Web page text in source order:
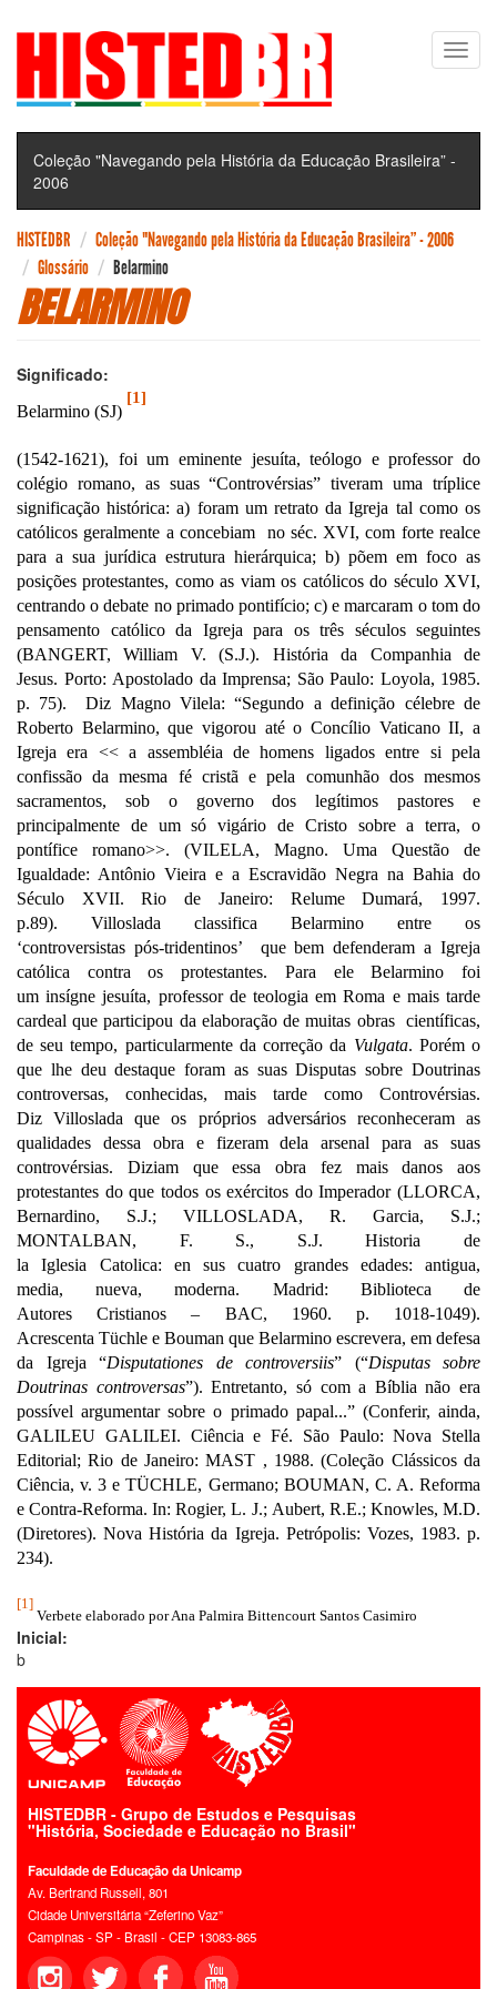
Pular
conteúdo
Coleção "Navegando pela História da Educação Brasileira” -
2006
HISTEDBR
Coleção "Navegando pela História da Educação Brasileira” - 2006
Glossário
Belarmino
BELARMINO
Significado:
Belarmino (SJ)
[1]
(1542-1621), foi um eminente jesuíta, teólogo e professor do
colégio romano, as suas “Controvérsias” tiveram uma tríplice
significação histórica: a) foram um retrato da Igreja tal como os
católicos geralmente a concebiam no séc. XVI, com forte realce
para a sua jurídica estrutura hierárquica; b) põem em foco as
posições protestantes, como as viam os católicos do século XVI,
centrando o debate no primado pontifício; c) e marcaram o tom do
pensamento católico da Igreja para os três séculos seguintes
(BANGERT, William V. (S.J.). História da Companhia de
Jesus. Porto: Apostolado da Imprensa; São Paulo: Loyola, 1985.
p. 75). Diz Magno Vilela: “Segundo a definição célebre de
Roberto Belarmino, que vigorou até o Concílio Vaticano II, a
Igreja era << a assembléia de homens ligados entre si pela
confissão da mesma fé cristã e pela comunhão dos mesmos
sacramentos, sob o governo dos legítimos pastores e
principalmente de um só vigário de Cristo sobre a terra, o
pontífice romano>>. (VILELA, Magno. Uma Questão de
Igualdade: Antônio Vieira e a Escravidão Negra na Bahia do
Século XVII. Rio de Janeiro: Relume Dumará, 1997.
p.89). Villoslada classifica Belarmino entre os
‘controversistas pós-tridentinos’ que bem defenderam a Igreja
católica contra os protestantes. Para ele Belarmino foi
um insígne jesuíta, professor de teologia em Roma e mais tarde
cardeal que participou da elaboração de muitas obras científicas,
de seu tempo, particularmente da correção da Vulgata. Porém o
que lhe deu destaque foram as suas Disputas sobre Doutrinas
controversas, conhecidas, mais tarde como Controvérsias.
Diz Villoslada que os próprios adversários reconheceram as
qualidades dessa obra e fizeram dela arsenal para as suas
controvérsias. Diziam que essa obra fez mais danos aos
protestantes do que todos os exércitos do Imperador (LLORCA,
Bernardino, S.J.; VILLOSLADA, R. Garcia, S.J.;
MONTALBAN, F. S., S.J.Historia de
la Iglesia Catolica: en sus cuatro grandes edades: antigua,
media, nueva, moderna. Madrid: Biblioteca de
Autores Cristianos – BAC, 1960. p. 1018-1049).
Acrescenta Tüchle e Bouman que Belarmino escrevera, em defesa
da Igreja “Disputationes de controversiis” (“Disputas sobre
Doutrinas controversas”). Entretanto, só com a Bíblia não era
possível argumentar sobre o primado papal...” (Conferir, ainda,
GALILEU GALILEI. Ciência e Fé. São Paulo: Nova Stella
Editorial; Rio de Janeiro: MAST , 1988. (Coleção Clássicos da
Ciência, v. 3 e TÜCHLE, Germano; BOUMAN, C. A. Reforma
e Contra-Reforma.In: Rogier, L. J.; Aubert, R.E.; Knowles, M.D.
(Diretores). Nova História da Igreja. Petrópolis: Vozes, 1983. p.
234).
[1]
Verbete elaborado por Ana Palmira Bittencourt Santos Casimiro
Inicial:
b
HISTEDBR - Grupo de Estudos e Pesquisas
"História, Sociedade e Educação no Brasil"
Faculdade de Educação da Unicamp
Av. Bertrand Russell, 801
Cidade Universitária “Zeferino Vaz”
Campinas - SP - Brasil - CEP 13083-865